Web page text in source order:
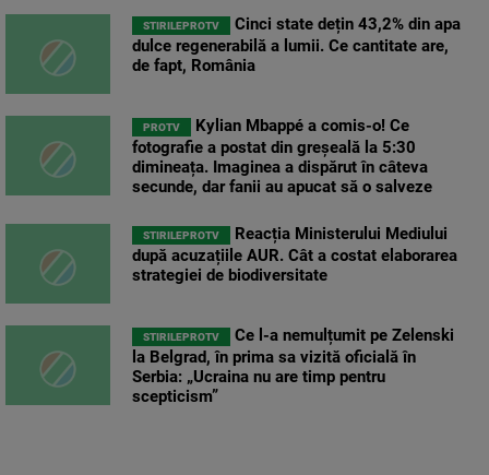
STIRILEPROTV
Cinci state dețin 43,2% din apa
dulce regenerabilă a lumii. Ce cantitate are,
de fapt, România
PROTV
Kylian Mbappé a comis-o! Ce
fotografie a postat din greșeală la 5:30
dimineața. Imaginea a dispărut în câteva
secunde, dar fanii au apucat să o salveze
STIRILEPROTV
Reacția Ministerului Mediului
după acuzațiile AUR. Cât a costat elaborarea
strategiei de biodiversitate
STIRILEPROTV
Ce l-a nemulțumit pe Zelenski
la Belgrad, în prima sa vizită oficială în
Serbia: „Ucraina nu are timp pentru
scepticism”